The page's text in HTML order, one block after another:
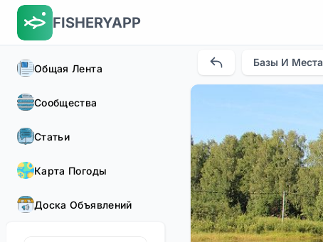
FISHERYAPP
Общая Лента
Сообщества
Статьи
Карта Погоды
Доска Объявлений
Базы И Места